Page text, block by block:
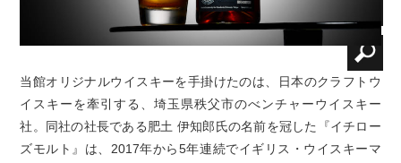
当館オリジナルウイスキーを手掛けたのは、日本のクラフトウ
イスキーを牽引する、埼玉県秩父市のべンチャーウイスキー
社。同社の社長である肥土 伊知郎氏の名前を冠した『イチロー
ズモルト』は、2017年から5年連続でイギリス・ウイスキーマ